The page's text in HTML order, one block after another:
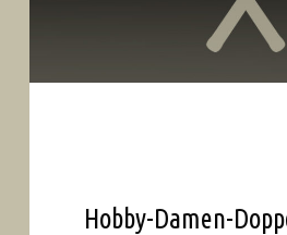
Hobby-Damen-